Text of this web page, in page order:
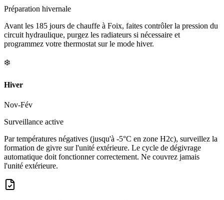
Préparation hivernale
Avant les 185 jours de chauffe à Foix, faites contrôler la pression du
circuit hydraulique, purgez les radiateurs si nécessaire et
programmez votre thermostat sur le mode hiver.
❄️
Hiver
Nov-Fév
Surveillance active
Par températures négatives (jusqu'à -5°C en zone H2c), surveillez la
formation de givre sur l'unité extérieure. Le cycle de dégivrage
automatique doit fonctionner correctement. Ne couvrez jamais
l'unité extérieure.